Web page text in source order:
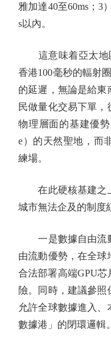
雅加達40至60ms；3
s以內。
這意味着亞太地區
香港100毫秒的輻射
的延遲，無論是給東
民做量化交易下單
物理層面的基建優
e）的天然聖地，而
練場。
在此硬核基建之
城市無法企及的制度
一是數據自由流動
由流動優勢，在全球
合法部署高端GPU
險。同時，建議參照
允許全球數據進入
數據港」的閉環邏輯。